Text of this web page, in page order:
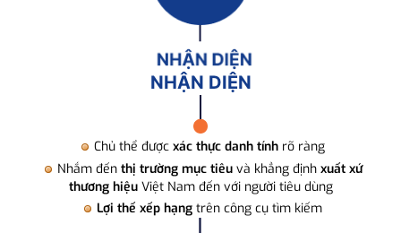
NHẬN DIỆN
Chủ thể được xác thực danh tính rõ ràng
Nhắm đến thị trường mục tiêuvà khẳng định xuất xứ
thương hiệuViệt Nam đến với người tiêu dùng
Lợi thế xếp hạng trên công cụ tìm kiếm